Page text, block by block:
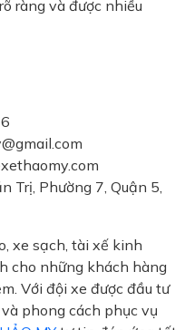
ràng và được nhiều
Trị, Phường 7, Quận 5,
xe sạch, tài xế kinh
cho những khách hàng
Với đội xe được đầu tư
phong cách phục vụ